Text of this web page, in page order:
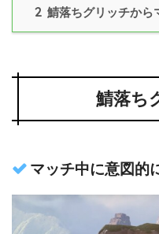
2 鯖落ちグリッチから
鯖落ち
マッチ中に意図的